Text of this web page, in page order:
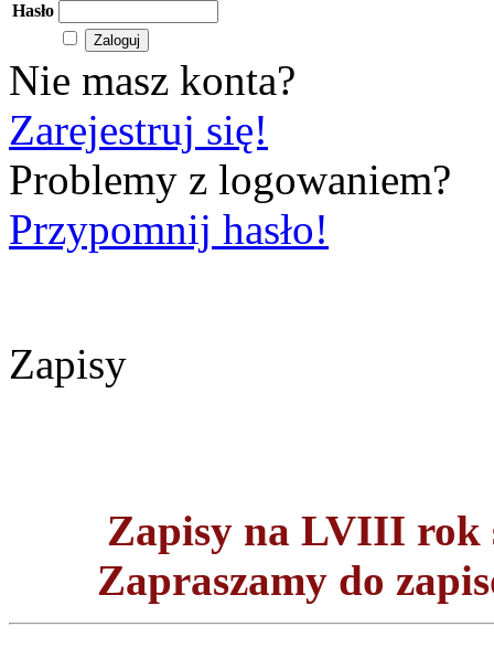
Hasło
Nie masz konta?
Zarejestruj się!
Problemy z logowaniem?
Przypomnij hasło!
Zapisy
Zapisy na LVIII
Zapraszamy do